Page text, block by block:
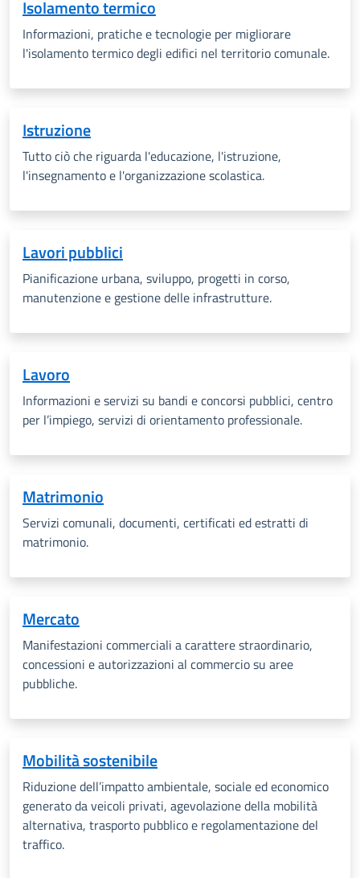
Isolamento termico
Informazioni, pratiche e tecnologie per migliorare
l'isolamento termico degli edifici nel territorio comunale.
Istruzione
Tutto ciò che riguarda l'educazione, l'istruzione,
l'insegnamento e l'organizzazione scolastica.
Lavori pubblici
Pianificazione urbana, sviluppo, progetti in corso,
manutenzione e gestione delle infrastrutture.
Lavoro
Informazioni e servizi su bandi e concorsi pubblici, centro
per l’impiego, servizi di orientamento professionale.
Matrimonio
Servizi comunali, documenti, certificati ed estratti di
matrimonio.
Mercato
Manifestazioni commerciali a carattere straordinario,
concessioni e autorizzazioni al commercio su aree
pubbliche.
Mobilità sostenibile
Riduzione dell’impatto ambientale, sociale ed economico
generato da veicoli privati, agevolazione della mobilità
alternativa, trasporto pubblico e regolamentazione del
traffico.